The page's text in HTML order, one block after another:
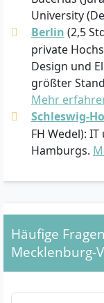
University
Berlin (2,5
private
Design und
größter
Mehr
Schleswig-
FH Wedel):
Hamburgs.
Häufige
Mecklenburg-